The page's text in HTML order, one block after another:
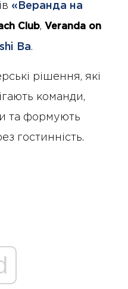
«Веранда на
Club, Veranda on
Ba.
рішення, які
команди,
та формують
гостинність.